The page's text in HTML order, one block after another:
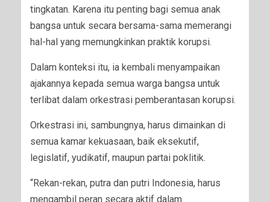
tingkatan. Karena itu penting bagi semua anak
bangsa untuk secara bersama-sama memerangi
hal-hal yang memungkinkan praktik korupsi.
Dalam konteksi itu, ia kembali menyampaikan
ajakannya kepada semua warga bangsa untuk
terlibat dalam orkestrasi pemberantasan korupsi.
Orkestrasi ini, sambungnya, harus dimainkan di
semua kamar kekuasaan, baik eksekutif,
legislatif, yudikatif, maupun partai poklitik.
“Rekan-rekan, putra dan putri Indonesia, harus
mengambil peran secara aktif dalam